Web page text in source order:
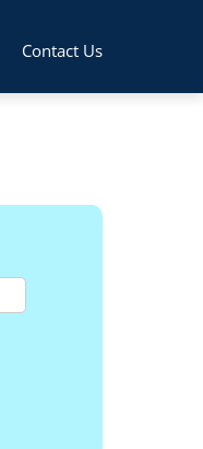
Contact Us